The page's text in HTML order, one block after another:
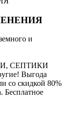
и
СЕПТИКИ
Выгода
со скидкой 80%
Бесплатное